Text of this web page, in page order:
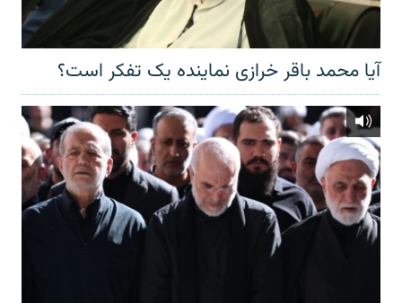
آیا محمد باقر خرازی نماینده یک تفکر است؟